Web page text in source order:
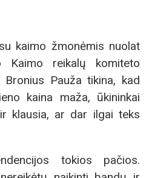
kaimo žmonėmis nuolat
Kaimo reikalų komiteto
Bronius Pauža tikina, kad
kaina maža, ūkininkai
klausia, ar dar ilgai teks
tokios pačios.